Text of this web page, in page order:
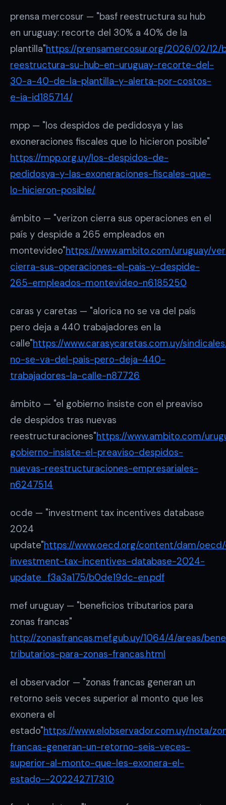
prensa mercosur — "basf reestructura su hub
en uruguay: recorte del 30% a 40% de la
plantilla"https://prensamercosur.org/2026/02/12/
reestructura-su-hub-en-uruguay-recorte-del-
30-a-40-de-la-plantilla-y-alerta-por-costos-
e-ia-id185714/
mpp — "los despidos de pedidosya y las
exoneraciones fiscales que lo hicieron posible"
https://mpp.org.uy/los-despidos-de-
pedidosya-y-las-exoneraciones-fiscales-que-
lo-hicieron-posible/
ámbito — "verizon cierra sus operaciones en el
país y despide a 265 empleados en
montevideo"https://www.ambito.com/uruguay/
cierra-sus-operaciones-el-pais-y-despide-
265-empleados-montevideo-n6185250
caras y caretas — "alorica no se va del país
pero deja a 440 trabajadores en la
calle"https://www.carasycaretas.com.uy/
no-se-va-del-pais-pero-deja-440-
trabajadores-la-calle-n87726
ámbito — "el gobierno insiste con el preaviso
de despidos tras nuevas
reestructuraciones"https://www.ambito.com/
gobierno-insiste-el-preaviso-despidos-
nuevas-reestructuraciones-empresariales-
n6247514
ocde — "investment tax incentives database
2024
update"https://www.oecd.org/content/dam/
investment-tax-incentives-database-2024-
update_f3a3a175/b0de19dc-en.pdf
mef uruguay — "beneficios tributarios para
zonas francas"
http://zonasfrancas.mef.gub.uy/1064/4/areas/
tributarios-para-zonas-francas.html
el observador — "zonas francas generan un
retorno seis veces superior al monto que les
exonera el
estado"https://www.elobservador.com.uy/nota/
francas-generan-un-retorno-seis-veces-
superior-al-monto-que-les-exonera-el-
estado--202242717310